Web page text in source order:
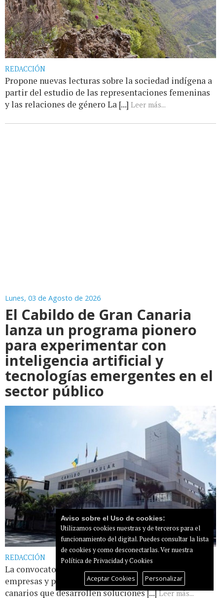
REDACCIÓN
Propone nuevas lecturas sobre la sociedad indígena a
partir del estudio de las representaciones femeninas
y las relaciones de género La [...] Leer más...
Lunes, 03 de Agosto de 2026
El Cabildo de Gran Canaria
lanza un programa pionero
para experimentar con
inteligencia artificial y
tecnologías emergentes en el
sector público
REDACCIÓN
La convocatoria 2026-2027 seleccionará proyectos de
empresas y proyectos tecnológicos emergentes
canarios que desarrollen soluciones [...]Leer más...
Aviso sobre el Uso de cookies:
Utilizamos cookies nuestras y de terceros para el
funcionamiento del digital. Puedes consultar la lista
de cookies y como desconectarlas.Ver nuestra
Política de Privacidad y Cookies
Aceptar Cookies Personalizar